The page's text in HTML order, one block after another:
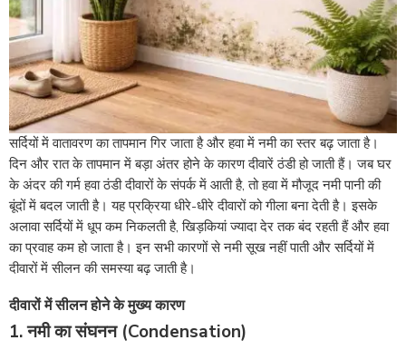
सर्दियों में वातावरण का तापमान गिर जाता है और हवा में नमी का स्तर बढ़ जाता है।
दिन और रात के तापमान में बड़ा अंतर होने के कारण दीवारें ठंडी हो जाती हैं। जब घर
के अंदर की गर्म हवा ठंडी दीवारों के संपर्क में आती है, तो हवा में मौजूद नमी पानी की
बूंदों में बदल जाती है। यह प्रक्रिया धीरे-धीरे दीवारों को गीला बना देती है। इसके
अलावा सर्दियों में धूप कम निकलती है, खिड़कियां ज्यादा देर तक बंद रहती हैं और हवा
का प्रवाह कम हो जाता है। इन सभी कारणों से नमी सूख नहीं पाती और सर्दियों में
दीवारों में सीलन की समस्या बढ़ जाती है।
दीवारों में सीलन होने के मुख्य कारण
1. नमी का संघनन (Condensation)